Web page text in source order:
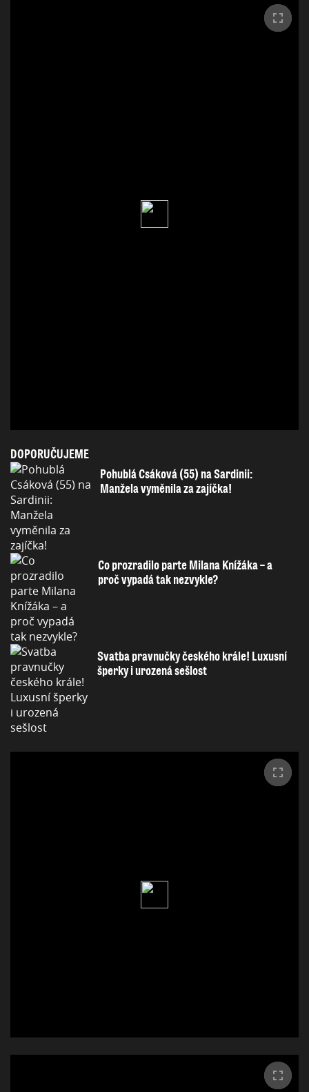
DOPORUČUJEME
Pohublá Csáková (55) na Sardinii:
Manžela vyměnila za zajíčka!
Co prozradilo parte Milana Knížáka – a
proč vypadá tak nezvykle?
Svatba pravnučky českého krále! Luxusní
šperky i urozená sešlost